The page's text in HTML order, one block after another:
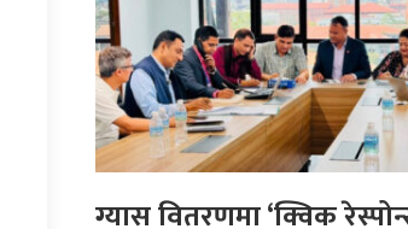
ग्यास वितरणमा ‘क्विक